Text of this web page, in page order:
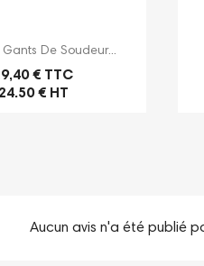
rapide
De Soudeur...
€ TTC
24.50 € HT
Aucun avis n'a été publié